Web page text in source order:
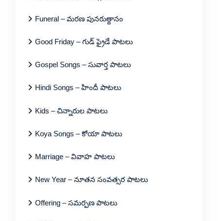
Funeral – మరణ పునరుత్దానం
Good Friday – గుడ్ ఫ్రైడే పాటలు
Gospel Songs – సువార్త పాటలు
Hindi Songs – హిందీ పాటలు
Kids – చిన్నారుల పాటలు
Koya Songs – కోయా పాటలు
Marriage – వివాహ పాటలు
New Year – నూతన సంవత్సర పాటలు
Offering – సమర్పణ పాటలు